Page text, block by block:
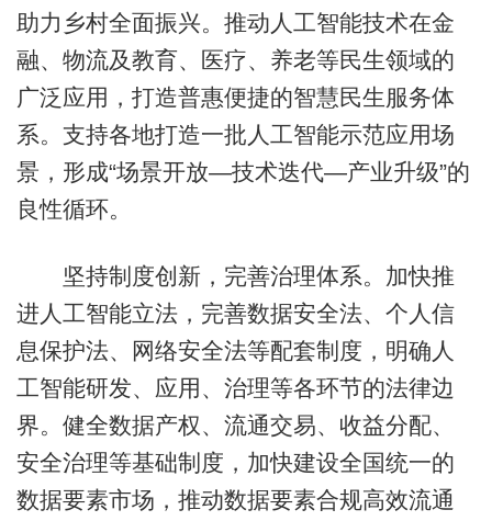
助力乡村全面振兴。推动人工智能技术在金
融、物流及教育、医疗、养老等民生领域的
广泛应用，打造普惠便捷的智慧民生服务体
系。支持各地打造一批人工智能示范应用场
景，形成“场景开放—技术迭代—产业升级”的
良性循环。
坚持制度创新，完善治理体系。加快推
进人工智能立法，完善数据安全法、个人信
息保护法、网络安全法等配套制度，明确人
工智能研发、应用、治理等各环节的法律边
界。健全数据产权、流通交易、收益分配、
安全治理等基础制度，加快建设全国统一的
数据要素市场，推动数据要素合规高效流通